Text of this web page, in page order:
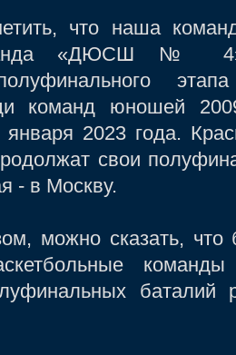
что наша
«ДЮСШ № 4»
команд юношей
2023 года.
свои
- в Москву.
можно сказать, что
баталий